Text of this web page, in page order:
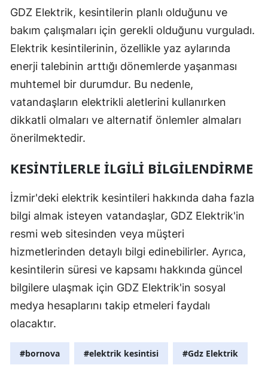
Kırklareli
Kırşehir
Kocaeli
Kütahya
Manisa
Mardin
Muş
Nevşehir
Rize
GDZ Elektrik, kesintilerin planlı olduğunu ve
bakım çalışmaları için gerekli olduğunu vurguladı.
Elektrik kesintilerinin, özellikle yaz aylarında
enerji talebinin arttığı dönemlerde yaşanması
muhtemel bir durumdur. Bu nedenle,
vatandaşların elektrikli aletlerini kullanırken
dikkatli olmaları ve alternatif önlemler almaları
önerilmektedir.
KESINTILERLE İLGILI BILGILENDIRME
İzmir'deki elektrik kesintileri hakkında daha fazla
bilgi almak isteyen vatandaşlar, GDZ Elektrik'in
resmi web sitesinden veya müşteri
hizmetlerinden detaylı bilgi edinebilirler. Ayrıca,
kesintilerin süresi ve kapsamı hakkında güncel
bilgilere ulaşmak için GDZ Elektrik'in sosyal
medya hesaplarını takip etmeleri faydalı
olacaktır.
#bornova #elektrik kesintisi #Gdz Elektrik